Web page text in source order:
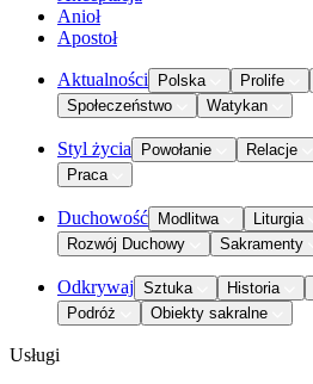
Anioł
Apostoł
Aktualności Polska Prolife
Społeczeństwo
Watykan
Styl życia Powołanie Relacje
Praca
Duchowość Modlitwa Liturgia
Rozwój Duchowy
Sakramenty
Odkrywaj Sztuka Historia
Podróż
Obiekty sakralne
Usługi